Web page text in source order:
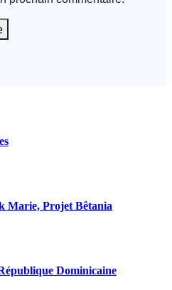
Marie, Projet Bêtania
Dominicaine